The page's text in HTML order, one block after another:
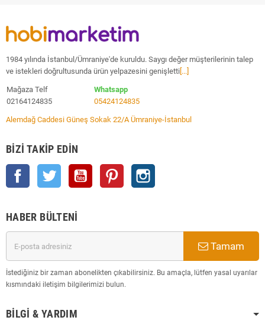
1984 yılında İstanbul/Ümraniye'de kuruldu. Saygı değer müşterilerinin talep
ve istekleri doğrultusunda ürün yelpazesini genişletti [...]
Mağaza Telf
02164124835
Whatsapp
05424124835
Alemdağ Caddesi Güneş Sokak 22/A Ümraniye-İstanbul
BIZI TAKIP EDIN
Facebook Twitter YouTube Pinterest
HABER BÜLTENI
Tamam
İstediğiniz bir zaman abonelikten çıkabilirsiniz. Bu amaçla, lütfen yasal uyarılar
kısmındaki iletişim bilgilerimizi bulun.
BILGI & YARDIM